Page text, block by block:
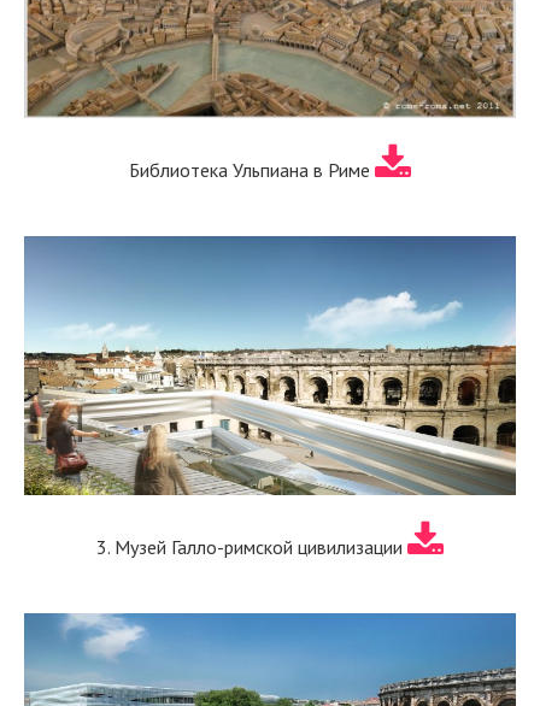
Библиотека Ульпиана в Риме
3. Музей Галло-римской цивилизации